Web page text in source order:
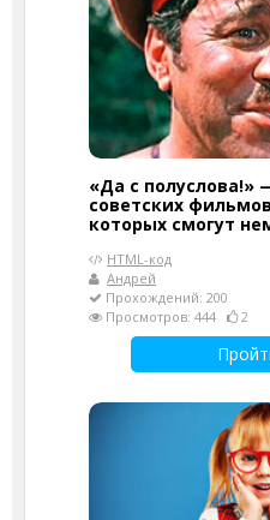
«Да с полуслова!»
советских
которых смогут
HTML-код
Андрей
Прохождений: 200
Просмотров: 444
2